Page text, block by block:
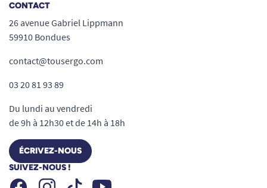
CONTACT
26 avenue Gabriel Lippmann
59910 Bondues
contact@tousergo.com
03 20 81 93 89
Du lundi au vendredi
de 9h à 12h30 et de 14h à 18h
ÉCRIVEZ-NOUS
SUIVEZ-NOUS !
FacebookInstagramTiktok Youtube